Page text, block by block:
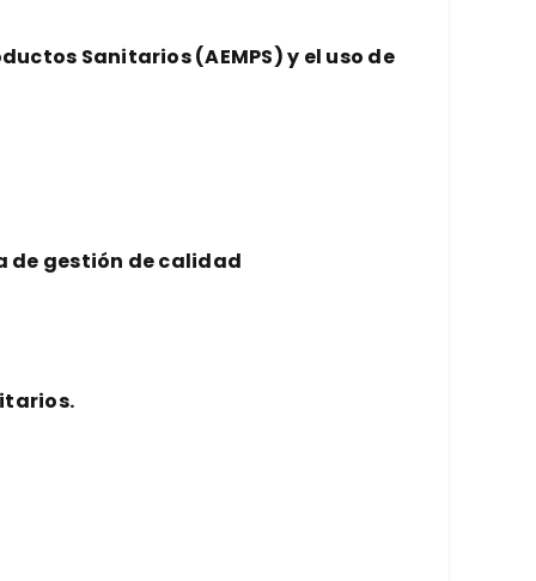
Enviar
Sanitarios (AEMPS) y el uso de
de gestión de calidad